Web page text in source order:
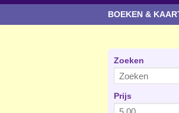
BOEKEN &
Zoeken
Prijs